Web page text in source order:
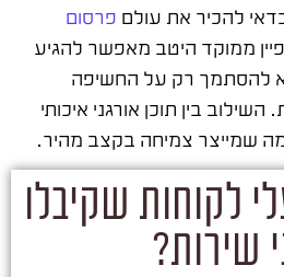
להכיר את עולם פרסום
ממוקד היטב מאפשר להגיע
להסתמך רק על החשיפה
בין תוכן אורגני איכותי
שמייצר צמיחה בקצב מהיר.
לקוחות שקיבלו
שירות?